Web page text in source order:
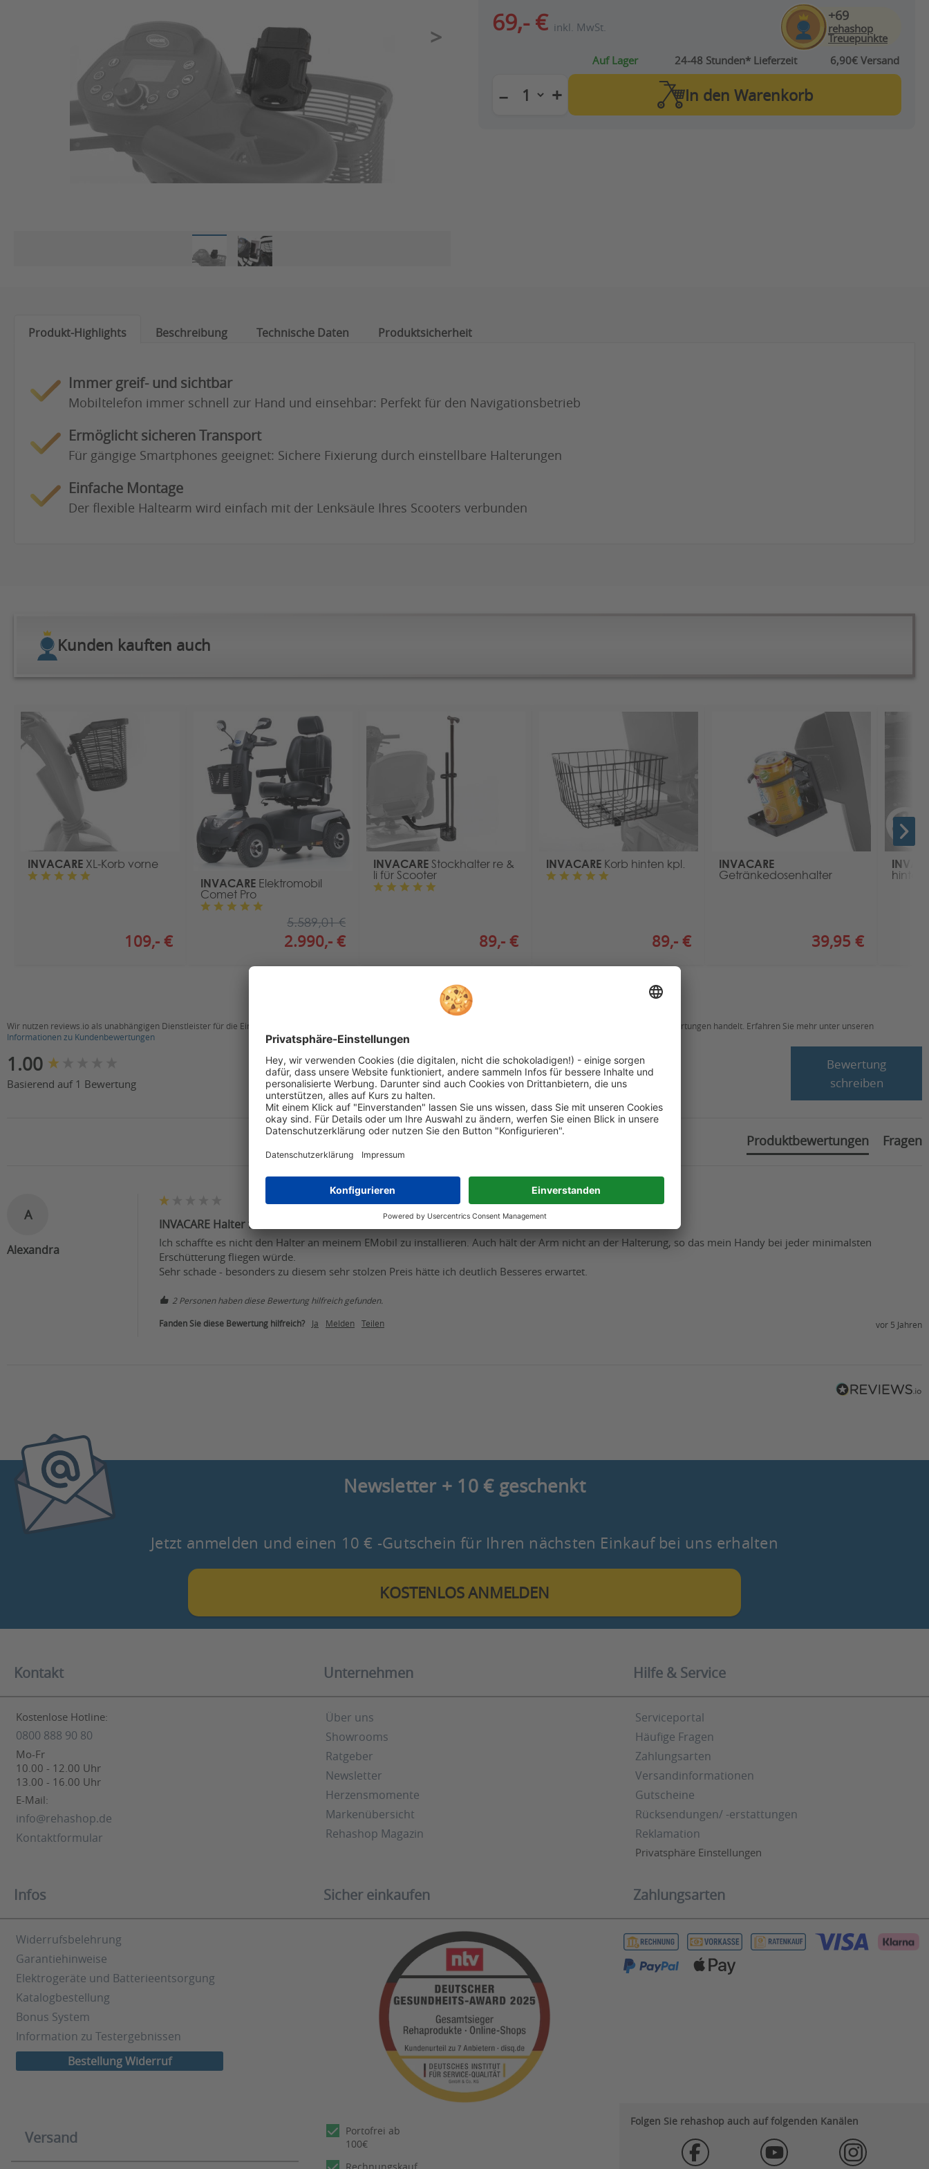
69,- € inkl. MwSt.
+69
rehashop
Treuepunkte
Auf Lager
24-48 Stunden*Lieferzeit 6,90€ Versand
− + In den Warenkorb
Produkt-Highlights
Immer greif- und sichtbar
Mobiltelefon immer schnell zur Hand und einsehbar: Perfekt für den Navigationsbetrieb
Ermöglicht sicheren Transport
Für gängige Smartphones geeignet: Sichere Fixierung durch einstellbare Halterungen
Einfache Montage
Der flexible Haltearm wird einfach mit der Lenksäule Ihres Scooters verbunden
Beschreibung Technische Daten Produktsicherheit
Kunden kauften auch
INVACARE XL-Korb vorne
109,- €
INVACARE Elektromobil
Comet Pro
2.990,- €
5.589,01 €
INVACAREStockhalter re &
li für Scooter
89,- €
INVACARE Korb hinten kpl.
89,- €
INVACARE
Getränkedosenhalter
39,95 €
hinten
Wir nutzen reviews.io als unabhängigen Dienstleister für die Einholung von Bewertungen. reviews.io hat Maßnahmen ergriffen, um sicherzustellen, dass es sich um echte Bewertungen handelt. Erfahren Sie mehr unter unseren
Informationen zu Kundenbewertungen
1.00
Basierend auf 1 Bewertung
Bewertung
schreiben
Produktbewertungen Fragen
A
Alexandra
INVACARE Halter für Mobiltelefon
Ich schaffte es nicht den Halter an meinem EMobil zu installieren. Auch hält der Arm nicht an der Halterung, so das mein Handy bei jeder minimalsten
Erschütterung fliegen würde.
Sehr schade - besonders zu diesem sehr stolzen Preis hätte ich deutlich Besseres erwartet.
2 Personen haben diese Bewertung hilfreich gefunden.
Fanden Sie diese Bewertung hilfreich? Ja Melden Teilen vor 5 Jahren
Newsletter + 10 € geschenkt
Jetzt anmelden und einen 10 € -Gutschein für Ihren nächsten Einkauf bei uns erhalten
KOSTENLOS ANMELDEN
Kontakt
Kostenlose Hotline:
0800 888 90 80
Mo-Fr
10.00 - 12.00 Uhr
13.00 - 16.00 Uhr
E-Mail:
info@rehashop.de
Kontaktformular
Unternehmen
Über uns
Showrooms
Ratgeber
Newsletter
Herzensmomente
Markenübersicht
Rehashop Magazin
Hilfe & Service
Serviceportal
Häufige Fragen
Zahlungsarten
Versandinformationen
Gutscheine
Rücksendungen/ -erstattungen
Reklamation
Privatsphäre Einstellungen
Infos
Widerrufsbelehrung
Garantiehinweise
Elektrogeräte und Batterieentsorgung
Katalogbestellung
Bonus System
Information zu Testergebnissen
Bestellung Widerruf
Zahlungsarten
Versand
Sicher einkaufen
Portofrei ab
100€
Folgen Sie rehashop auch auf folgenden Kanälen